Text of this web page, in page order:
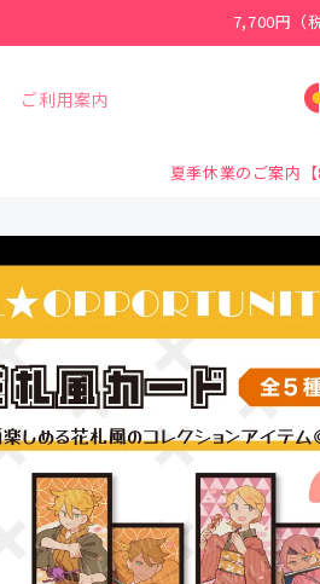
7,700円（
ご利用案内
夏季休業のご案内